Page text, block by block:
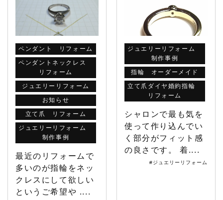
ペンダント リフォーム
ペンダントネックレス
リフォーム
ジュエリーリフォーム
お知らせ
立て爪 リフォーム
ジュエリーリフォーム
制作事例
最近のリフォームで
多いのが指輪をネッ
クレスにして欲しい
というご希望や ....
ジュエリーリフォーム
制作事例
指輪 オーダーメイド
立て爪ダイヤ婚約指輪
リフォーム
シャロンで最も気を
使って作り込んでい
く部分がフィット感
の良さです。 着....
#ジュエリーリフォーム